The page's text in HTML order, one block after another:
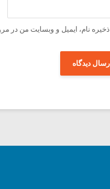
ذخیره نام، ایمیل و وبسایت من در